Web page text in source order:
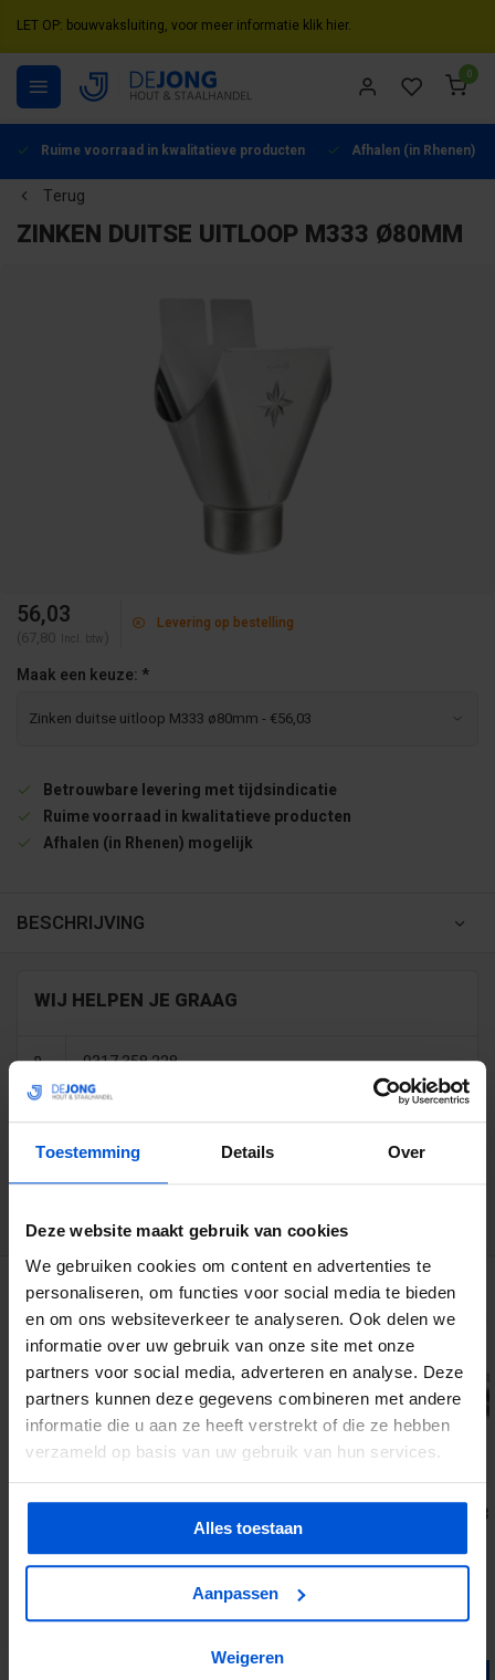
Toestemming Details Over
Deze website maakt gebruik van cookies
We gebruiken cookies om content en advertenties te
personaliseren, om functies voor social media te bieden
en om ons websiteverkeer te analyseren. Ook delen we
informatie over uw gebruik van onze site met onze
partners voor social media, adverteren en analyse. Deze
partners kunnen deze gegevens combineren met andere
informatie die u aan ze heeft verstrekt of die ze hebben
verzameld op basis van uw gebruik van hun services.
Alles toestaan
Aanpassen
Weigeren
LET OP: bouwvaksluiting, voor meer informatie klik hier.
0
Ruime voorraad in kwalitatieve producten Afhalen (in Rhenen)
Terug
ZINKEN DUITSE UITLOOP M333 Ø80MM
56,03
(67,80 Incl. btw )
Levering op bestelling
Maak een keuze: *
Betrouwbare levering met tijdsindicatie
Ruime voorraad in kwalitatieve producten
Afhalen (in Rhenen) mogelijk
BESCHRIJVING
WIJ HELPEN JE GRAAG
0317 358 228
info@dejonghandelsonderneming.nl
GERELATEERDE PRODUCTEN
Zinken dakgoot